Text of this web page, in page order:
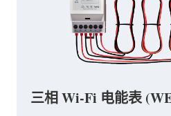
三相 Wi-Fi 电能表